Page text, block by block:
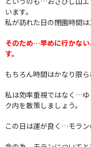
います。
私が訪れた日の閉園時間
そのため…早めに行かな
す。
もちろん時間はかなり限
私は効率重視ではなく…
ク内を散策しましょう。
この日は運が良く…モラン